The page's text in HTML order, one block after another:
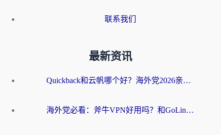
联系我们
最新资讯
Quickback和云帆哪个好？海外党2026亲测指南：选对加速器大陆工具，无缝刷国内剧玩国服
海外党必看：斧牛VPN好用吗？和GoLinkVPN对比哪个回国效果更好？